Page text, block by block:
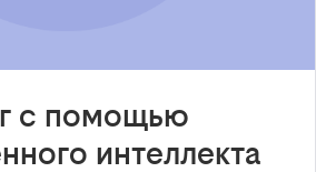
с помощью
интеллекта